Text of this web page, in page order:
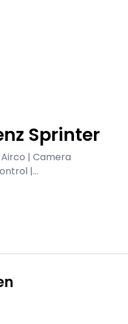
Sprinter
Airco | Camera
|